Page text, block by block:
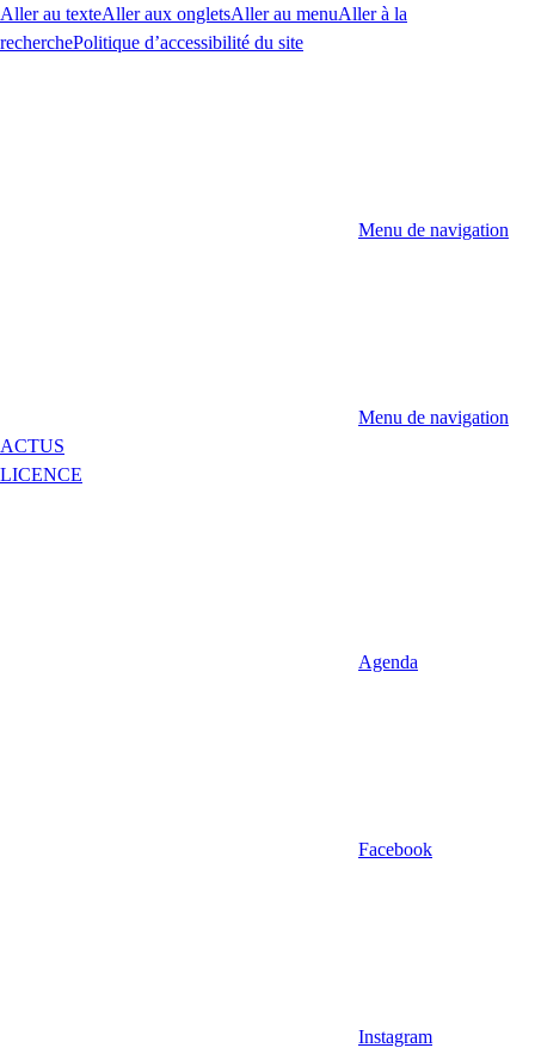
Aller au texteAller aux ongletsAller au menuAller à la
recherchePolitique d’accessibilité du site
Menu de navigation
Menu de navigation
ACTUS
LICENCE
Agenda
Facebook
Instagram